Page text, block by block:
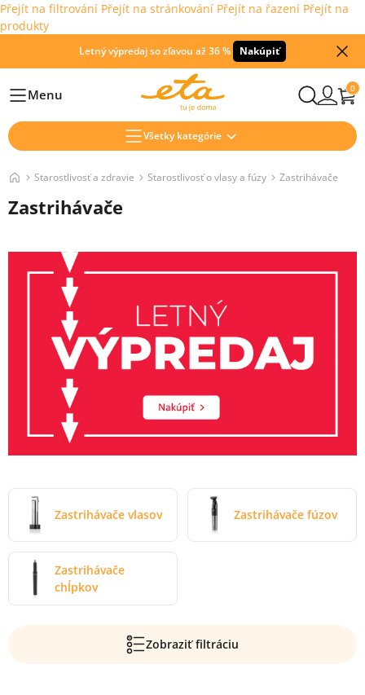
Přejít na filtrování Přejít na stránkování Přejít na řazení Přejít na
produkty
Letný výpredaj so zľavou až 36 % Nakúpiť
HlavníMenu 0
Všetky kategórie
Starostlivosť a zdravie Starostlivosť o vlasy a fúzy Zastrihávače
Zastrihávače
Zastrihávače vlasov Zastrihávače fúzov
Zastrihávače
chĺpkov
Zobraziť filtráciu